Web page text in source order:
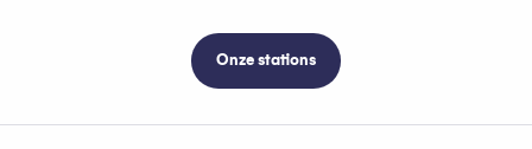
Onze stations